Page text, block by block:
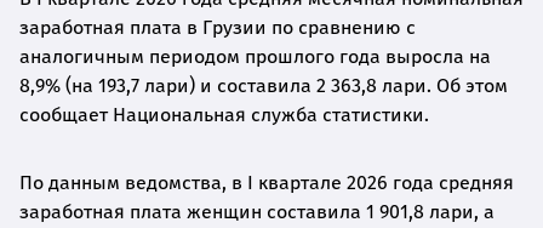
заработная плата в Грузии по сравнению с
аналогичным периодом прошлого года выросла на
8,9% (на 193,7 лари) и составила 2 363,8 лари. Об этом
сообщает Национальная служба статистики.
По данным ведомства, в I квартале 2026 года средняя
заработная плата женщин составила 1 901,8 лари, а